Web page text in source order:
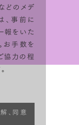
どのメデ
、事前に
をいた
お手数を
協力の程
、同意